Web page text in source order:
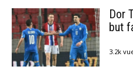
Dor
but
3.2k